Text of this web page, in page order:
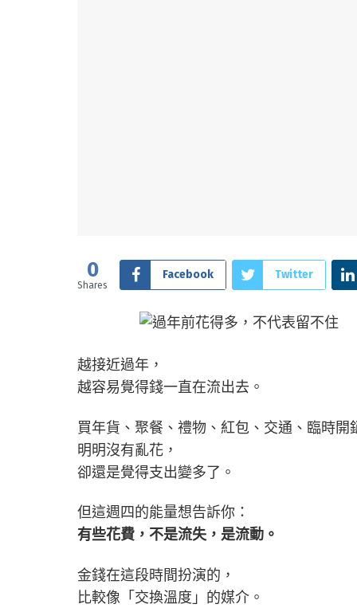
0
Shares
Facebook Twitter
越接近過年，
越容易覺得錢一直在流出去。
買年貨、聚餐、禮物、紅包、交通、臨時
明明沒有亂花，
卻還是覺得支出變多了。
但這週四的能量想告訴你：
有些花費，不是流失，是流動。
金錢在這段時間扮演的，
比較像「交換溫度」的媒介。